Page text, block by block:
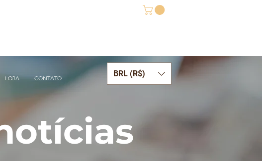
LOJA CONTATO
BRL (R$)